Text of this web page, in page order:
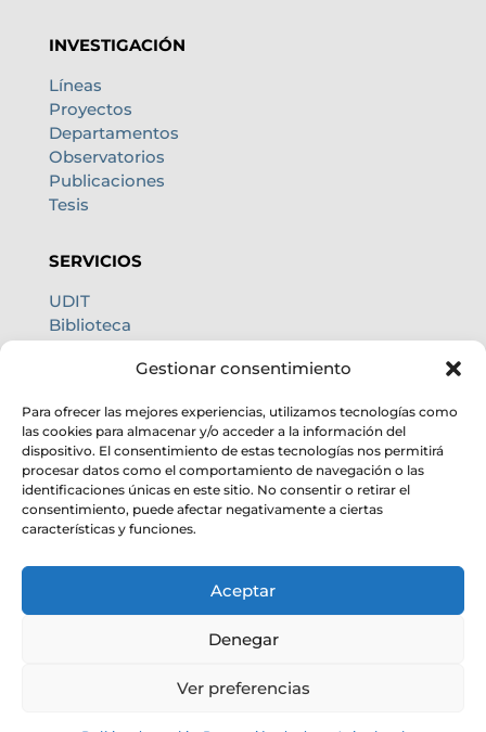
Gestionar consentimiento
Para ofrecer las mejores experiencias, utilizamos tecnologías como
las cookies para almacenar y/o acceder a la información del
dispositivo. El consentimiento de estas tecnologías nos permitirá
procesar datos como el comportamiento de navegación o las
identificaciones únicas en este sitio. No consentir o retirar el
consentimiento, puede afectar negativamente a ciertas
características y funciones.
Aceptar
Denegar
Ver preferencias
INVESTIGACIÓN
Líneas
Proyectos
Departamentos
Observatorios
Publicaciones
Tesis
SERVICIOS
UDIT
Biblioteca
Oficina internacional